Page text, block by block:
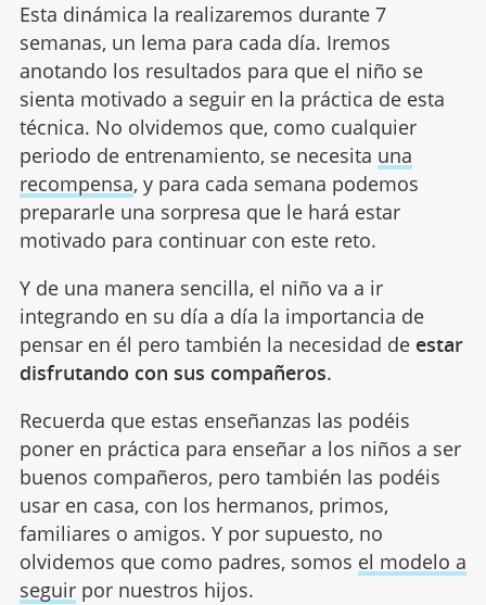
Esta dinámica la realizaremos durante 7
semanas, un lema para cada día. Iremos
anotando los resultados para que el niño se
sienta motivado a seguir en la práctica de esta
técnica. No olvidemos que, como cualquier
periodo de entrenamiento, se necesita una
recompensa, y para cada semana podemos
prepararle una sorpresa que le hará estar
motivado para continuar con este reto.
Y de una manera sencilla, el niño va a ir
integrando en su día a día la importancia de
pensar en él pero también la necesidad de estar
disfrutando con sus compañeros.
Recuerda que estas enseñanzas las podéis
poner en práctica para enseñar a los niños a ser
buenos compañeros, pero también las podéis
usar en casa, con los hermanos, primos,
familiares o amigos. Y por supuesto, no
olvidemos que como padres, somos el modelo a
seguirpor nuestros hijos.